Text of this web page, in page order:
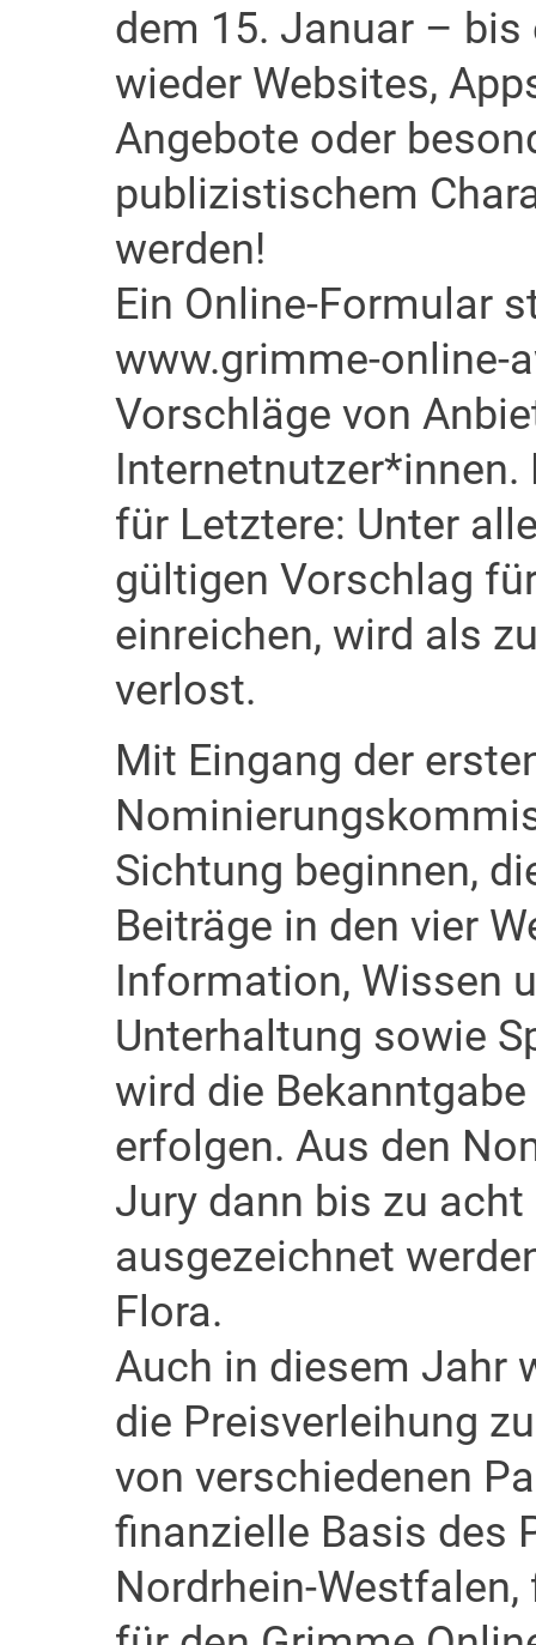
dem 15. Januar –
wieder Websites,
Angebote oder
publizistischem
werden!
Ein Online-Formular
www.grimme-online-
Vorschläge von
für Letztere: Unter
gültigen Vorschlag
einreichen, wird als
verlost.
Mit Eingang der
Sichtung beginnen,
Beiträge in den vier
Information, Wissen
Unterhaltung sowie
wird die
erfolgen. Aus den
Jury dann bis zu
ausgezeichnet
Flora.
Auch in diesem Jahr
die Preisverleihung
von verschiedenen
finanzielle Basis des
Nordrhein-